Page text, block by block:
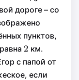
дороге – со
пунктов,
2
2
2 км.
с папой от
если